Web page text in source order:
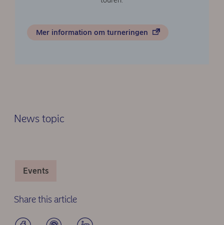
Mer information om turneringen
News topic
Events
Share this article